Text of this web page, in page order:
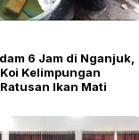
6 Jam di Nganjuk,
Kelimpungan
Ikan Mati